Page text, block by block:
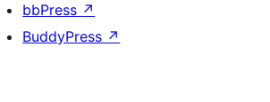
bbPress ↗
BuddyPress ↗